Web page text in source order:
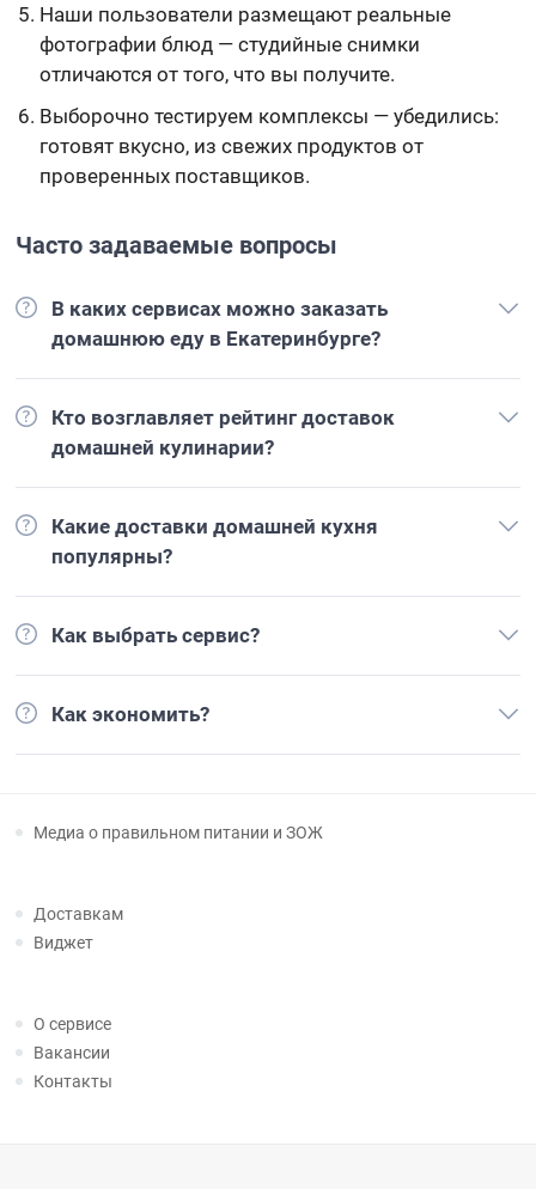
Наши пользователи размещают реальные
фотографии блюд — студийные снимки
отличаются от того, что вы получите.
Выборочно тестируем комплексы — убедились:
готовят вкусно, из свежих продуктов от
проверенных поставщиков.
Часто задаваемые вопросы
В каких сервисах можно заказать
домашнюю еду в Екатеринбурге?
Кто возглавляет рейтинг доставок
домашней кулинарии?
Какие доставки домашней кухня
популярны?
Как выбрать сервис?
Как экономить?
Медиа о правильном питании и ЗОЖ
Доставкам
Виджет
О сервисе
Вакансии
Контакты